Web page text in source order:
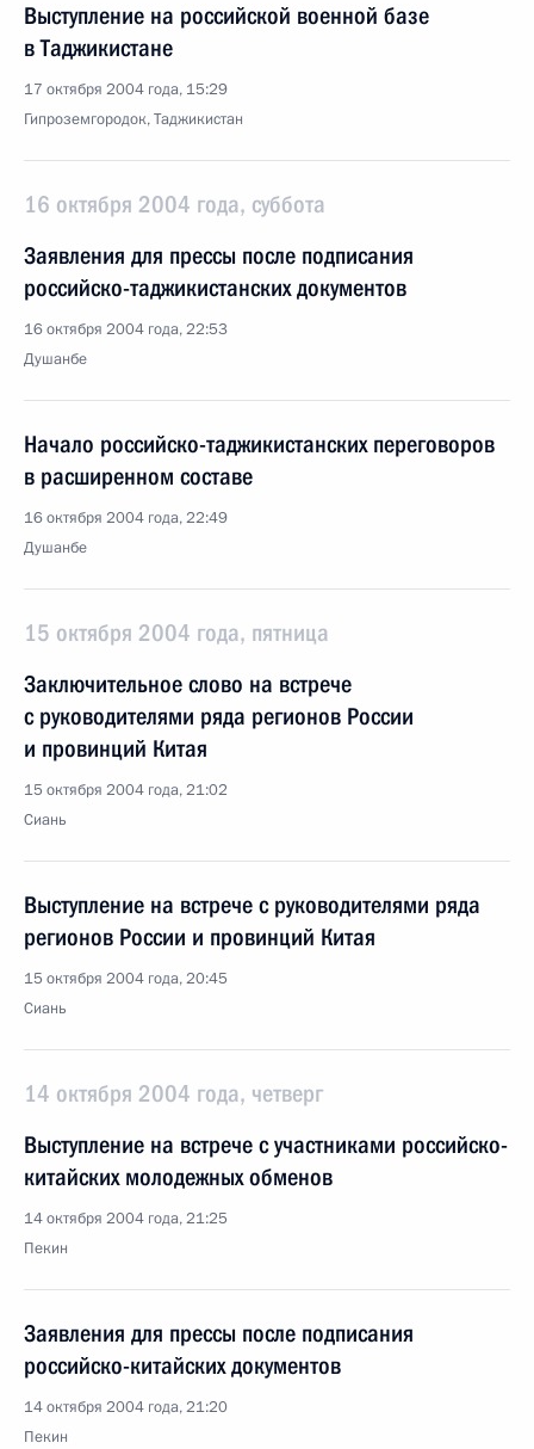
Выступление на российской военной базе
в Таджикистане
17 октября 2004 года, 15:29
Гипроземгородок, Таджикистан
16 октября 2004 года, суббота
Заявления для прессы после подписания
российско-таджикистанских документов
16 октября 2004 года, 22:53
Душанбе
Начало российско-таджикистанских переговоров
в расширенном составе
16 октября 2004 года, 22:49
Душанбе
15 октября 2004 года, пятница
Заключительное слово на встрече
с руководителями ряда регионов России
и провинций Китая
15 октября 2004 года, 21:02
Сиань
Выступление на встрече с руководителями ряда
регионов России и провинций Китая
15 октября 2004 года, 20:45
Сиань
14 октября 2004 года, четверг
Выступление на встрече с участниками российско-
китайских молодежных обменов
14 октября 2004 года, 21:25
Пекин
Заявления для прессы после подписания
российско-китайских документов
14 октября 2004 года, 21:20
Пекин